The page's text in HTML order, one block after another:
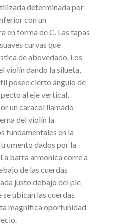
determinada por
con un
en forma de C. Las tapas
curvas que
de abovedado. Los
violín dando la silueta,
posee cierto ángulo de
al eje vertical,
un caracol llamado
del violín la
fundamentales en la
dados por la
barra armónica corre a
de las cuerdas
justo debajo del pie
ubican las cuerdas
magnífica oportunidad